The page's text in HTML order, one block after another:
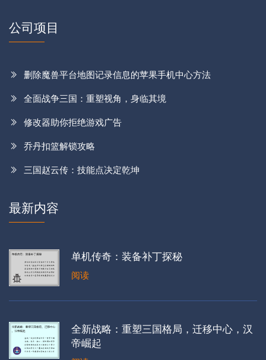
公司项目
删除魔兽平台地图记录信息的苹果手机中心方法
全面战争三国：重塑视角，身临其境
修改器助你拒绝游戏广告
乔丹扣篮解锁攻略
三国赵云传：技能点决定乾坤
最新内容
单机传奇：装备补丁探秘
阅读
全新战略：重塑三国格局，迁移中心，汉
帝崛起